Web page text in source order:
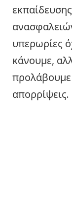
υπερωρίες
κάνουμε,
προλάβουμε
απορρίψεις.